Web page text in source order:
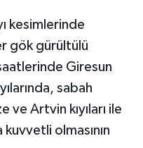
kesimlerinde
gök gürültülü
Giresun
sabah
Artvin kıyıları ile
olmasının